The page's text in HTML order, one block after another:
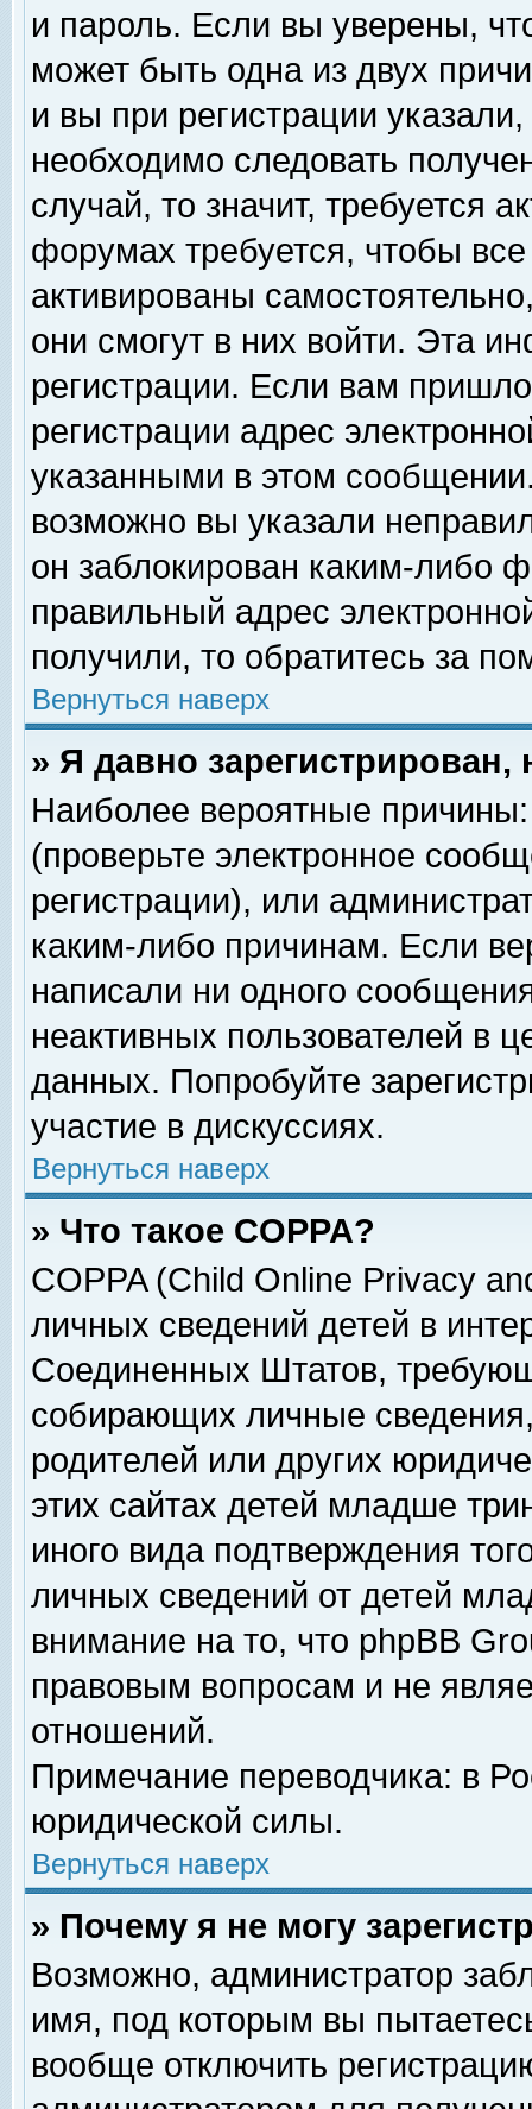
и пароль. Если вы уверены,
может быть одна из двух
и вы при регистрации
необходимо следовать
случай, то значит, требуется
форумах требуется, чтобы
активированы
они смогут в них войти. Эта
регистрации. Если вам
регистрации адрес
указанными в этом
возможно вы указали
он заблокирован каким-либо
правильный адрес
получили, то обратитесь за
Вернуться наверх
» Я давно
Наиболее вероятные
(проверьте электронное
регистрации), или
каким-либо причинам. Если
написали ни одного
неактивных пользователей в
данных. Попробуйте
участие в дискуссиях.
Вернуться наверх
» Что такое COPPA?
COPPA (Child Online Privacy
личных сведений детей в
Соединенных Штатов,
собирающих личные
родителей или других
этих сайтах детей младше
иного вида подтверждения
личных сведений от детей
внимание на то, что phpBB
правовым вопросам и не
отношений.
Примечание переводчика: в
юридической силы.
Вернуться наверх
» Почему я не могу
Возможно, администратор
имя, под которым вы
вообще отключить